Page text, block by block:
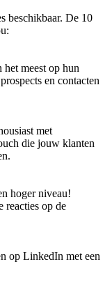
beschikbaar. De 10
meest op hun
en contacten
met
die jouw klanten
hoger niveau!
reacties op de
op LinkedIn met een